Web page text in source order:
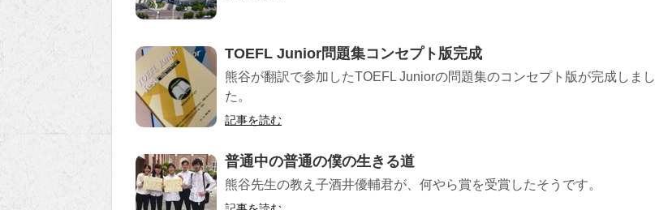
TOEFL Junior問題集コンセプト版完成
熊谷が翻訳で参加したTOEFL Juniorの問題集のコンセプト版が完成しまし
た。
記事を読む
普通中の普通の僕の生きる道
熊谷先生の教え子酒井優輔君が、何やら賞を受賞したそうです。